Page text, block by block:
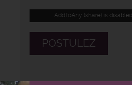
AddToAny (share) is disabled.
POSTULEZ